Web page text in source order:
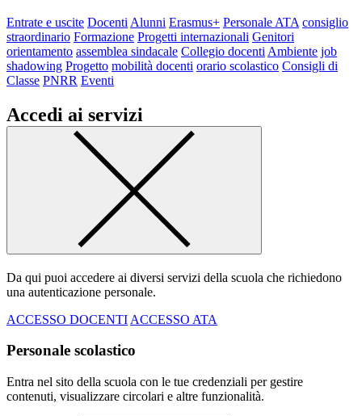
Entrate e uscite Docenti Alunni Erasmus+ Personale ATA consiglio
straordinario Formazione Progetti internazionali Genitori
orientamento assemblea sindacale Collegio docenti Ambiente job
shadowing Progetto mobilità docenti orario scolastico Consigli di
Classe PNRR Eventi
Accedi ai servizi
Da qui puoi accedere ai diversi servizi della scuola che richiedono
una autenticazione personale.
ACCESSO DOCENTI ACCESSO ATA
Personale scolastico
Entra nel sito della scuola con le tue credenziali per gestire
contenuti, visualizzare circolari e altre funzionalità.